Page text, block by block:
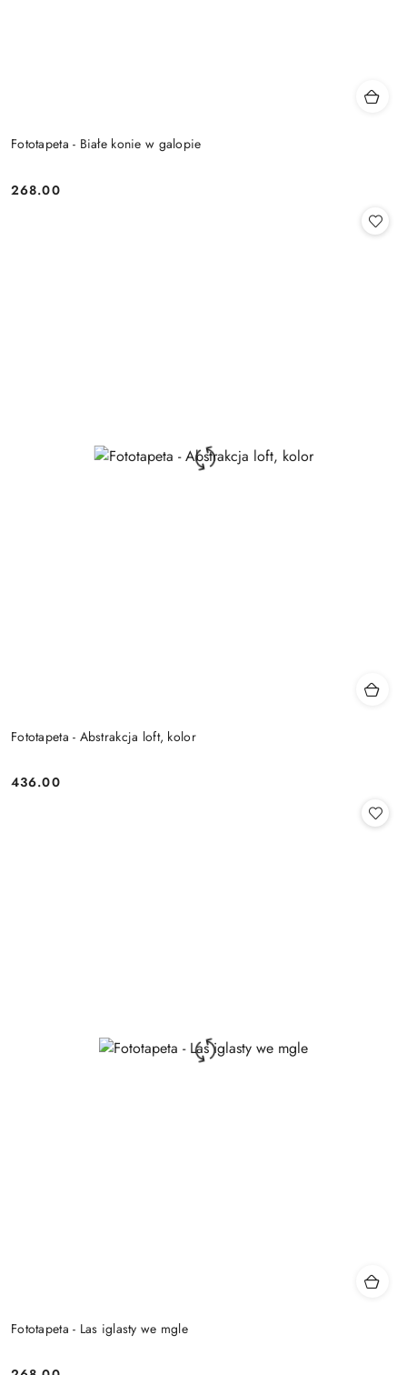
Fototapeta - Białe konie w galopie
Cena:
268.00
Fototapeta - Abstrakcja loft, kolor
Cena:
436.00
Fototapeta - Las iglasty we mgle